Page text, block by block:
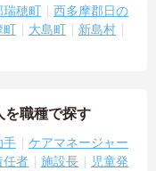
瑞穂町
西多摩郡日の
町 大島町
新島村
を職種で探す
手
ケアマネージャー
任者 施設長
児童発